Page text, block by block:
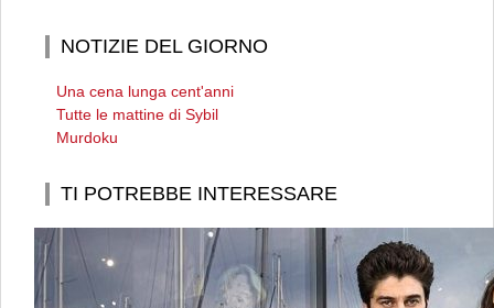
NOTIZIE DEL GIORNO
Una cena lunga cent'anni
Tutte le mattine di Sybil
Murdoku
TI POTREBBE INTERESSARE